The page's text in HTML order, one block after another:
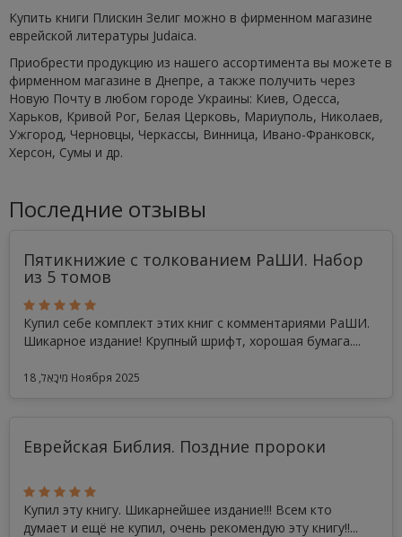
Купить книги Плискин Зелиг можно в фирменном магазине
еврейской литературы Judaica.
Приобрести продукцию из нашего ассортимента вы можете в
фирменном магазине в Днепре, а также получить через
Новую Почту в любом городе Украины: Киев, Одесса,
Харьков, Кривой Рог, Белая Церковь, Мариуполь, Николаев,
Ужгород, Черновцы, Черкассы, Винница, Ивано-Франковск,
Херсон, Сумы и др.
Последние отзывы
Пятикнижие с толкованием РаШИ. Набор
из 5 томов
Купил себе комплект этих книг с комментариями РаШИ.
Шикарное издание! Крупный шрифт, хорошая бумага....
מִיכָאֵל, 18 Ноября 2025
Еврейская Библия. Поздние пророки
Купил эту книгу. Шикарнейшее издание!!! Всем кто
думает и ещё не купил, очень рекомендую эту книгу!!...